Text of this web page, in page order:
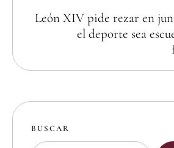
León XIV pide rezar en
el deporte sea
BUSCAR